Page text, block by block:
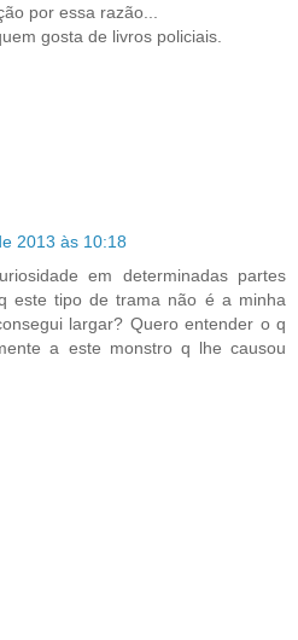
por essa razão...
gosta de livros policiais.
2013 às 10:18
em determinadas partes
este tipo de trama não é a minha
largar? Quero entender o q
a este monstro q lhe causou